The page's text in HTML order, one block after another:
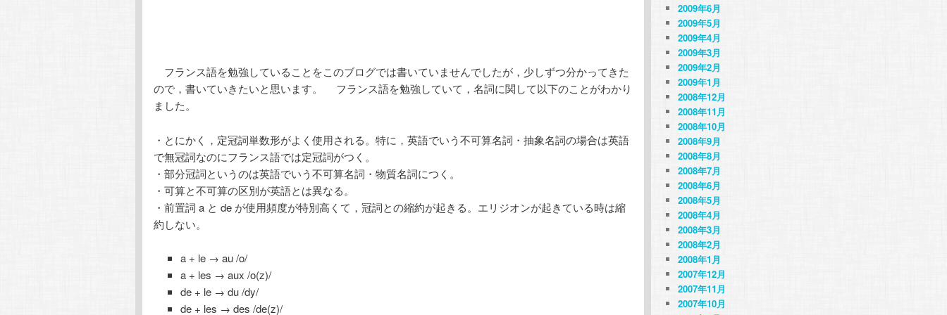
フランス語を勉強していることをこのブログでは書いていませんでしたが，少しずつ分かってきた
ので，書いていきたいと思います。 フランス語を勉強していて，名詞に関して以下のことがわかり
ました。
・とにかく，定冠詞単数形がよく使用される。特に，英語でいう不可算名詞・抽象名詞の場合は英語
で無冠詞なのにフランス語では定冠詞がつく。
・部分冠詞というのは英語でいう不可算名詞・物質名詞につく。
・可算と不可算の区別が英語とは異なる。
・前置詞 a と de が使用頻度が特別高くて，冠詞との縮約が起きる。エリジオンが起きている時は縮
約しない。
a + le → au /o/
a + les → aux /o(z)/
de + le → du /dy/
de + les → des /de(z)/
2009年6月
2009年5月
2009年4月
2009年3月
2009年2月
2009年1月
2008年12月
2008年11月
2008年10月
2008年9月
2008年8月
2008年7月
2008年6月
2008年5月
2008年4月
2008年3月
2008年2月
2008年1月
2007年12月
2007年11月
2007年10月